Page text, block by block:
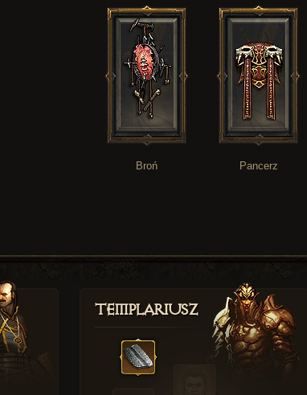
Broń Pancerz
Templariusz